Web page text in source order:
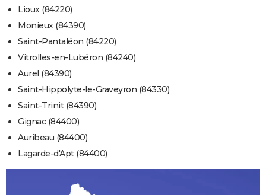
Lioux (84220)
Monieux (84390)
Saint-Pantaléon (84220)
Vitrolles-en-Lubéron (84240)
Aurel (84390)
Saint-Hippolyte-le-Graveyron (84330)
Saint-Trinit (84390)
Gignac (84400)
Auribeau (84400)
Lagarde-d'Apt (84400)